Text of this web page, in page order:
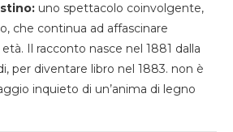
uno spettacolo coinvolgente,
che continua ad affascinare
Il racconto nasce nel 1881 dalla
per diventare libro nel 1883. non è
inquieto di un’anima di legno